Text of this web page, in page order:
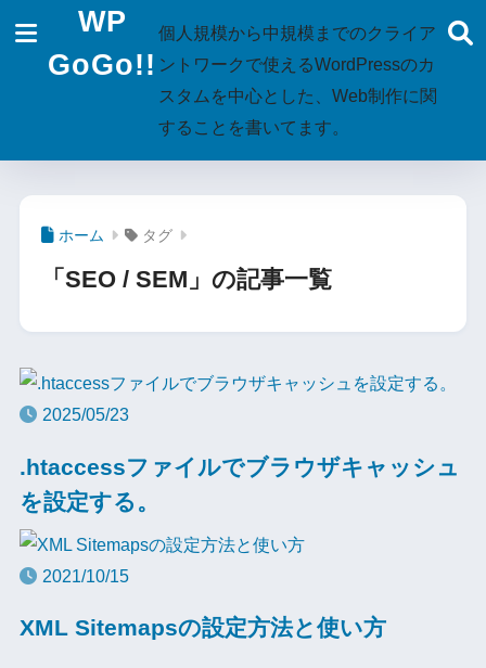
WP
GoGo!!
個人規模から中規模までのクライア
ントワークで使えるWordPressのカ
スタムを中心とした、Web制作に関
することを書いてます。
ホーム タグ
「SEO / SEM」の記事一覧
2025/05/23
.htaccessファイルでブラウザキャッシュ
を設定する。
2021/10/15
XML Sitemapsの設定方法と使い方